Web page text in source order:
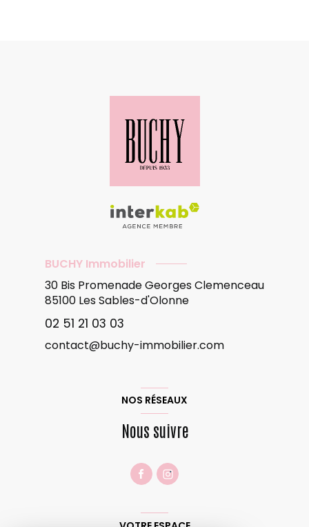
BUCHY Immobilier
30 Bis Promenade Georges Clemenceau
85100 Les Sables-d'Olonne
02 51 21 03 03
contact@buchy-immobilier.com
NOS RÉSEAUX
Nous suivre